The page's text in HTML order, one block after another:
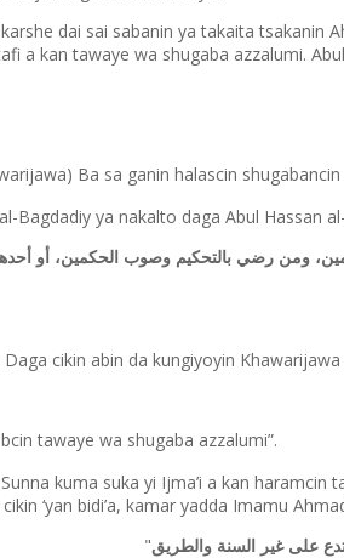
dai sai sabanin ya takaita tsakanin
a kan tawaye wa shugaba azzalumi.
Ba sa ganin halascin shugabancin
Bagdadiy ya nakalto daga Abul Hassan
ومن رضي بالتحكيم وصوب الحكمين، أو
Daga cikin abin da kungiyoyin
tawaye wa shugaba azzalumi”.
kuma suka yi Ijma’i a kan
‘yan bidi’a, kamar yadda Imamu
"على غير السنة والطريق